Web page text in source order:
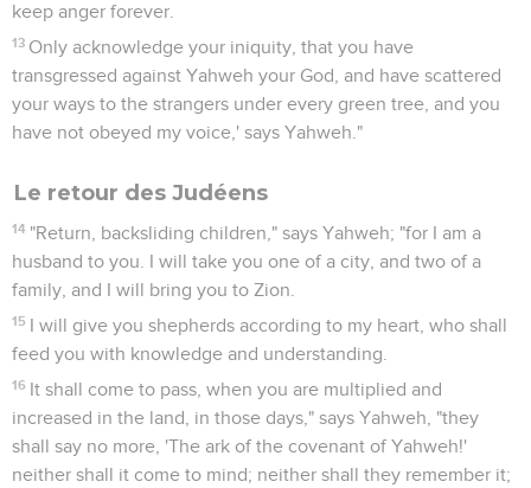
keep anger forever.
13 Only acknowledge your iniquity, that you have
transgressed against Yahweh your God, and have scattered
your ways to the strangers under every green tree, and you
have not obeyed my voice,' says Yahweh."
Le retour des Judéens
14 "Return, backsliding children," says Yahweh; "for I am a
husband to you. I will take you one of a city, and two of a
family, and I will bring you to Zion.
15 I will give you shepherds according to my heart, who shall
feed you with knowledge and understanding.
16 It shall come to pass, when you are multiplied and
increased in the land, in those days," says Yahweh, "they
shall say no more, 'The ark of the covenant of Yahweh!'
neither shall it come to mind; neither shall they remember it;